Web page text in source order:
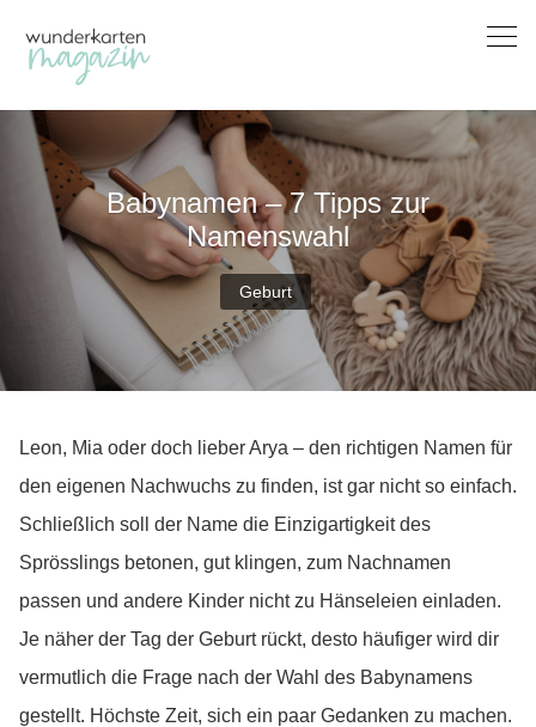
Babynamen – 7 Tipps zur
Namenswahl
Geburt
Leon, Mia oder doch lieber Arya – den richtigen Namen für
den eigenen Nachwuchs zu finden, ist gar nicht so einfach.
Schließlich soll der Name die Einzigartigkeit des
Sprösslings betonen, gut klingen, zum Nachnamen
passen und andere Kinder nicht zu Hänseleien einladen.
Je näher der Tag der Geburt rückt, desto häufiger wird dir
vermutlich die Frage nach der Wahl des Babynamens
gestellt. Höchste Zeit, sich ein paar Gedanken zu machen.